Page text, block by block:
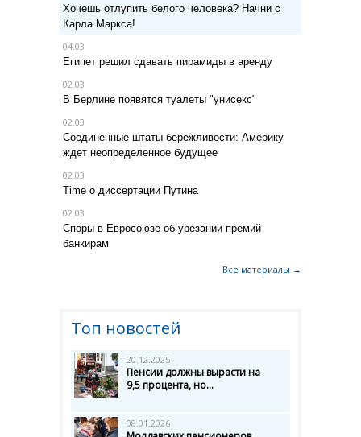
Хочешь отлупить белого человека? Начни с
Карла Маркса!
04.03
Египет решил сдавать пирамиды в аренду
02.03
В Берлине появятся туалеты "унисекс"
02.03
Соединенные штаты бережливости: Америку
ждет неопределенное будущее
02.03
Time о диссертации Путина
02.03
Споры в Евросоюзе об урезании премий
банкирам
Все материалы →
Топ новостей
20.12.2025
Пенсии должны вырасти на
9,5 процента, но...
08.01.2026